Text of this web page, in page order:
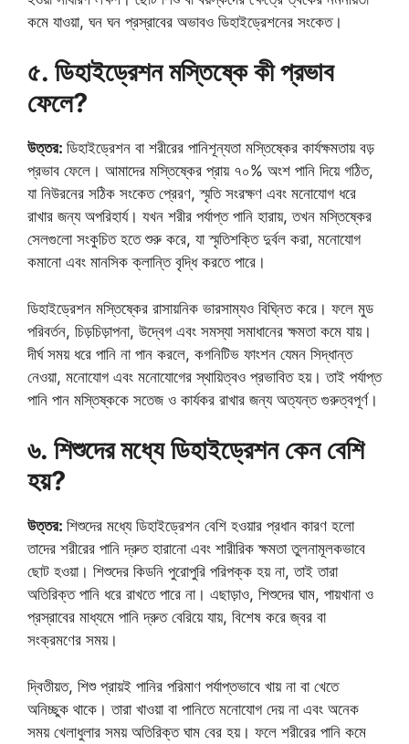
কমে যাওয়া, ঘন ঘন প্রস্রাবের অভাবও ডিহাইড্রেশনের সংকেত।
৫. ডিহাইড্রেশন মস্তিষ্কে কী প্রভাব
ফেলে?
উত্তর: ডিহাইড্রেশন বা শরীরের পানিশূন্যতা মস্তিষ্কের কার্যক্ষমতায় বড়
প্রভাব ফেলে। আমাদের মস্তিষ্কের প্রায় ৭০% অংশ পানি দিয়ে গঠিত,
যা নিউরনের সঠিক সংকেত প্রেরণ, স্মৃতি সংরক্ষণ এবং মনোযোগ ধরে
রাখার জন্য অপরিহার্য। যখন শরীর পর্যাপ্ত পানি হারায়, তখন মস্তিষ্কের
সেলগুলো সংকুচিত হতে শুরু করে, যা স্মৃতিশক্তি দুর্বল করা, মনোযোগ
কমানো এবং মানসিক ক্লান্তি বৃদ্ধি করতে পারে।
ডিহাইড্রেশন মস্তিষ্কের রাসায়নিক ভারসাম্যও বিঘ্নিত করে। ফলে মুড
পরিবর্তন, চিড়চিড়াপনা, উদ্বেগ এবং সমস্যা সমাধানের ক্ষমতা কমে যায়।
দীর্ঘ সময় ধরে পানি না পান করলে, কগনিটিভ ফাংশন যেমন সিদ্ধান্ত
নেওয়া, মনোযোগ এবং মনোযোগের স্থায়িত্বও প্রভাবিত হয়। তাই পর্যাপ্ত
পানি পান মস্তিষ্ককে সতেজ ও কার্যকর রাখার জন্য অত্যন্ত গুরুত্বপূর্ণ।
৬. শিশুদের মধ্যে ডিহাইড্রেশন কেন বেশি
হয়?
উত্তর: শিশুদের মধ্যে ডিহাইড্রেশন বেশি হওয়ার প্রধান কারণ হলো
তাদের শরীরের পানি দ্রুত হারানো এবং শারীরিক ক্ষমতা তুলনামূলকভাবে
ছোট হওয়া। শিশুদের কিডনি পুরোপুরি পরিপক্ক হয় না, তাই তারা
অতিরিক্ত পানি ধরে রাখতে পারে না। এছাড়াও, শিশুদের ঘাম, পায়খানা ও
প্রস্রাবের মাধ্যমে পানি দ্রুত বেরিয়ে যায়, বিশেষ করে জ্বর বা
সংক্রমণের সময়।
দ্বিতীয়ত, শিশু প্রায়ই পানির পরিমাণ পর্যাপ্তভাবে খায় না বা খেতে
অনিচ্ছুক থাকে। তারা খাওয়া বা পানিতে মনোযোগ দেয় না এবং অনেক
সময় খেলাধুলার সময় অতিরিক্ত ঘাম বের হয়। ফলে শরীরের পানি কমে